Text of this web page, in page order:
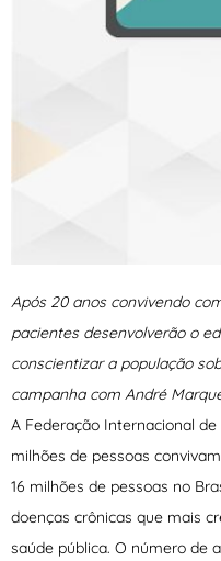
Após 20 anos convivendo
pacientes desenvolverão o
conscientizar a população
campanha com André
A Federação Internacional
milhões de pessoas
16 milhões de pessoas no
doenças crônicas que mais
saúde pública. O número de